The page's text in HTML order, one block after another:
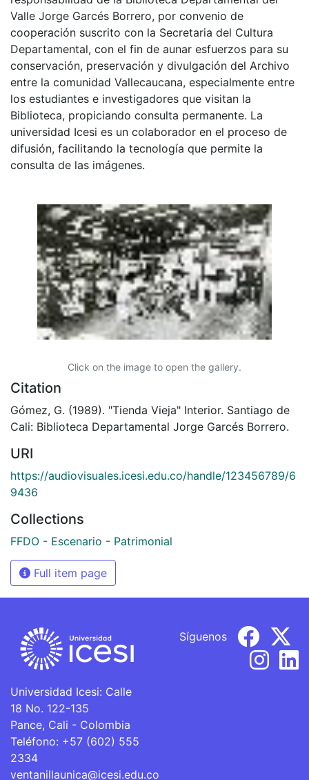
Valle Jorge Garcés Borrero, por convenio de
cooperación suscrito con la Secretaria del Cultura
Departamental, con el fin de aunar esfuerzos para su
conservación, preservación y divulgación del Archivo
entre la comunidad Vallecaucana, especialmente entre
los estudiantes e investigadores que visitan la
Biblioteca, propiciando consulta permanente. La
universidad Icesi es un colaborador en el proceso de
difusión, facilitando la tecnología que permite la
consulta de las imágenes.
Click on the image to open the gallery.
Citation
Gómez, G. (1989). "Tienda Vieja" Interior. Santiago de
Cali: Biblioteca Departamental Jorge Garcés Borrero.
URI
https://audiovisuales.icesi.edu.co/handle/123456789/6
9436
Collections
FFDO - Escenario - Patrimonial
Full item page
Universidad Icesi: Calle
18 No. 122-135
Pance, Cali - Colombia
Teléfono: +57 (602) 555
2334
ventanillaunica@icesi.edu.co
Síguenos